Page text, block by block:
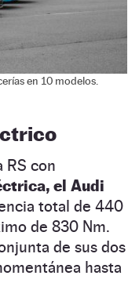
en 10 modelos.
RS con
el Audi
total de 440
de 830 Nm.
de sus dos
hasta